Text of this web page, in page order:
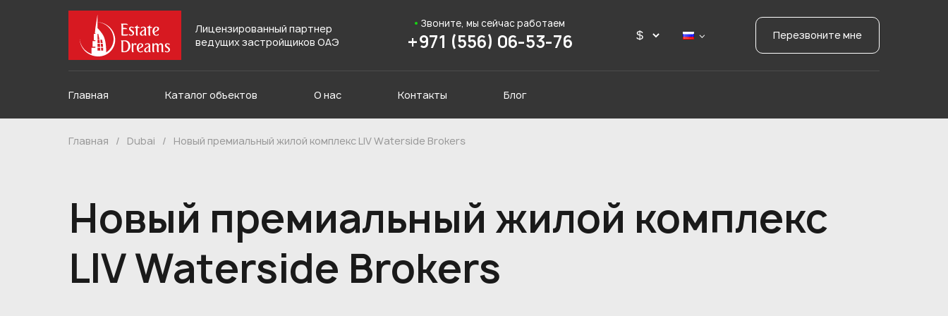
Лицензированный партнер
ведущих застройщиков ОАЭ
Звоните, мы сейчас работаем
+971 (556) 06-53-76 Перезвоните мне
Главная Каталог объектов О нас Контакты Блог
Главная / Dubai / Новый премиальный жилой комплекс LIV Waterside Brokers
Новый премиальный жилой комплекс
LIV Waterside Brokers